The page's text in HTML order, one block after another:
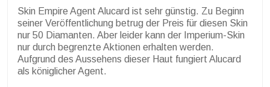
Skin Empire Agent Alucard ist sehr günstig. Zu Beginn
seiner Veröffentlichung betrug der Preis für diesen Skin
nur 50 Diamanten. Aber leider kann der Imperium-Skin
nur durch begrenzte Aktionen erhalten werden.
Aufgrund des Aussehens dieser Haut fungiert Alucard
als königlicher Agent.